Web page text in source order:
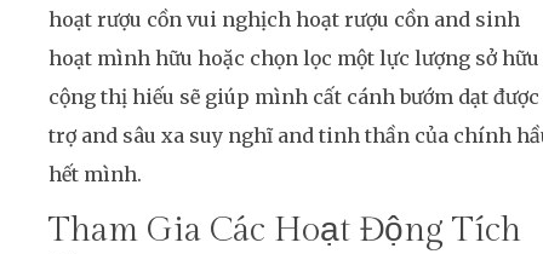
hoạt rượu cồn vui nghịch hoạt rượu cồn and sinh
hoạt mình hữu hoặc chọn lọc một lực lượng sở hữu
cộng thị hiếu sẽ giúp mình cất cánh bướm dạt được
trợ and sâu xa suy nghĩ and tinh thần của chính
hết mình.
Tham Gia Các Hoạt Động Tích